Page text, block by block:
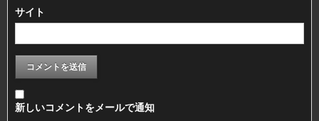
サイト
新しいコメントをメールで通知